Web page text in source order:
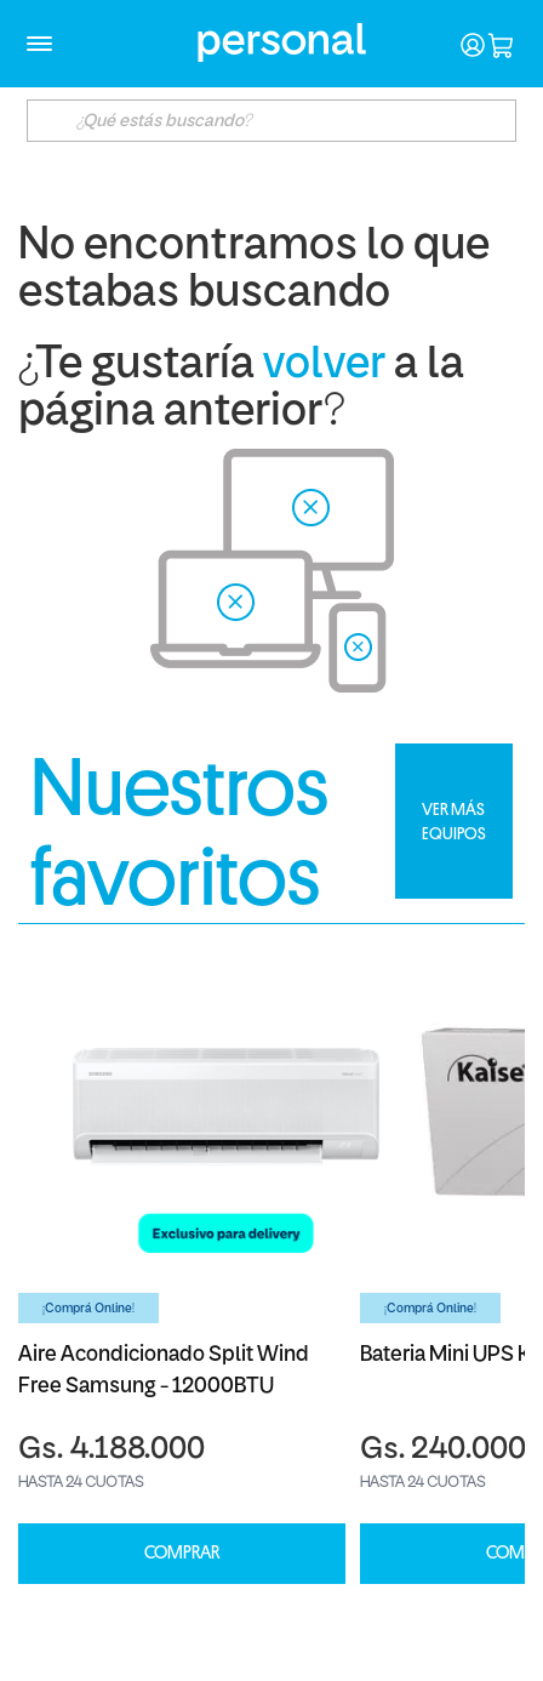
No encontramos lo que
estabas buscando
¿Te gustaría volver a la
página anterior?
Nuestros
favoritos
VER MÁS
EQUIPOS
¡Comprá Online!
Aire Acondicionado Split Wind
Free Samsung - 12000BTU
Gs. 4.188.000
HASTA 24 CUOTAS
COMPRAR
¡Comprá Online!
Bateria Mini UPS
Gs. 240.000
HASTA 24 CUOTAS